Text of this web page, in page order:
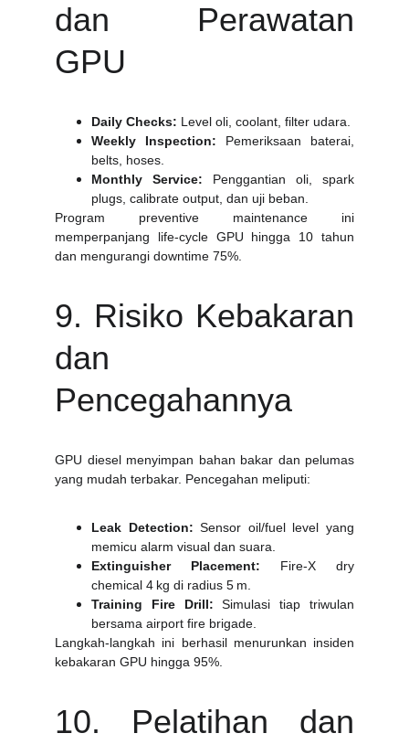
dan Perawatan
GPU
Daily Checks: Level oli, coolant, filter udara.
Weekly Inspection: Pemeriksaan baterai,
belts, hoses.
Monthly Service: Penggantian oli, spark
plugs, calibrate output, dan uji beban.
Program preventive maintenance ini
memperpanjang life‑cycle GPU hingga 10 tahun
dan mengurangi downtime 75%.
9. Risiko Kebakaran
dan
Pencegahannya
GPU diesel menyimpan bahan bakar dan pelumas
yang mudah terbakar. Pencegahan meliputi:
Leak Detection: Sensor oil/fuel level yang
memicu alarm visual dan suara.
Extinguisher Placement: Fire‑X dry
chemical 4 kg di radius 5 m.
Training Fire Drill: Simulasi tiap triwulan
bersama airport fire brigade.
Langkah‑langkah ini berhasil menurunkan insiden
kebakaran GPU hingga 95%.
10. Pelatihan dan